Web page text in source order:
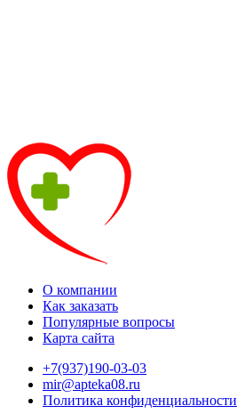
О компании
Как заказать
Популярные вопросы
Карта сайта
+7(937)190-03-03
mir@apteka08.ru
Политика конфиденциальности